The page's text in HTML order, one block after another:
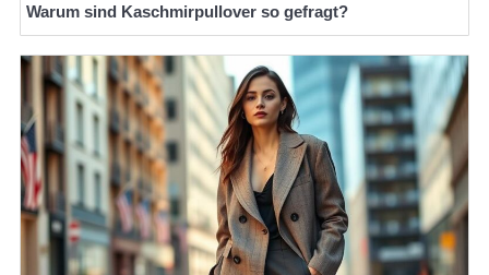
Warum sind Kaschmirpullover so gefragt?